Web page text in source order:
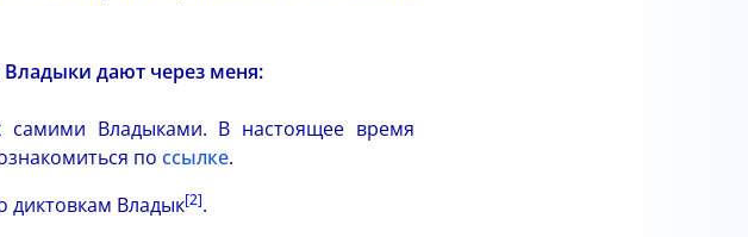
Владыки дают через меня:
Владыками. В настоящее время
по ссылке.
диктовкам Владык[2].